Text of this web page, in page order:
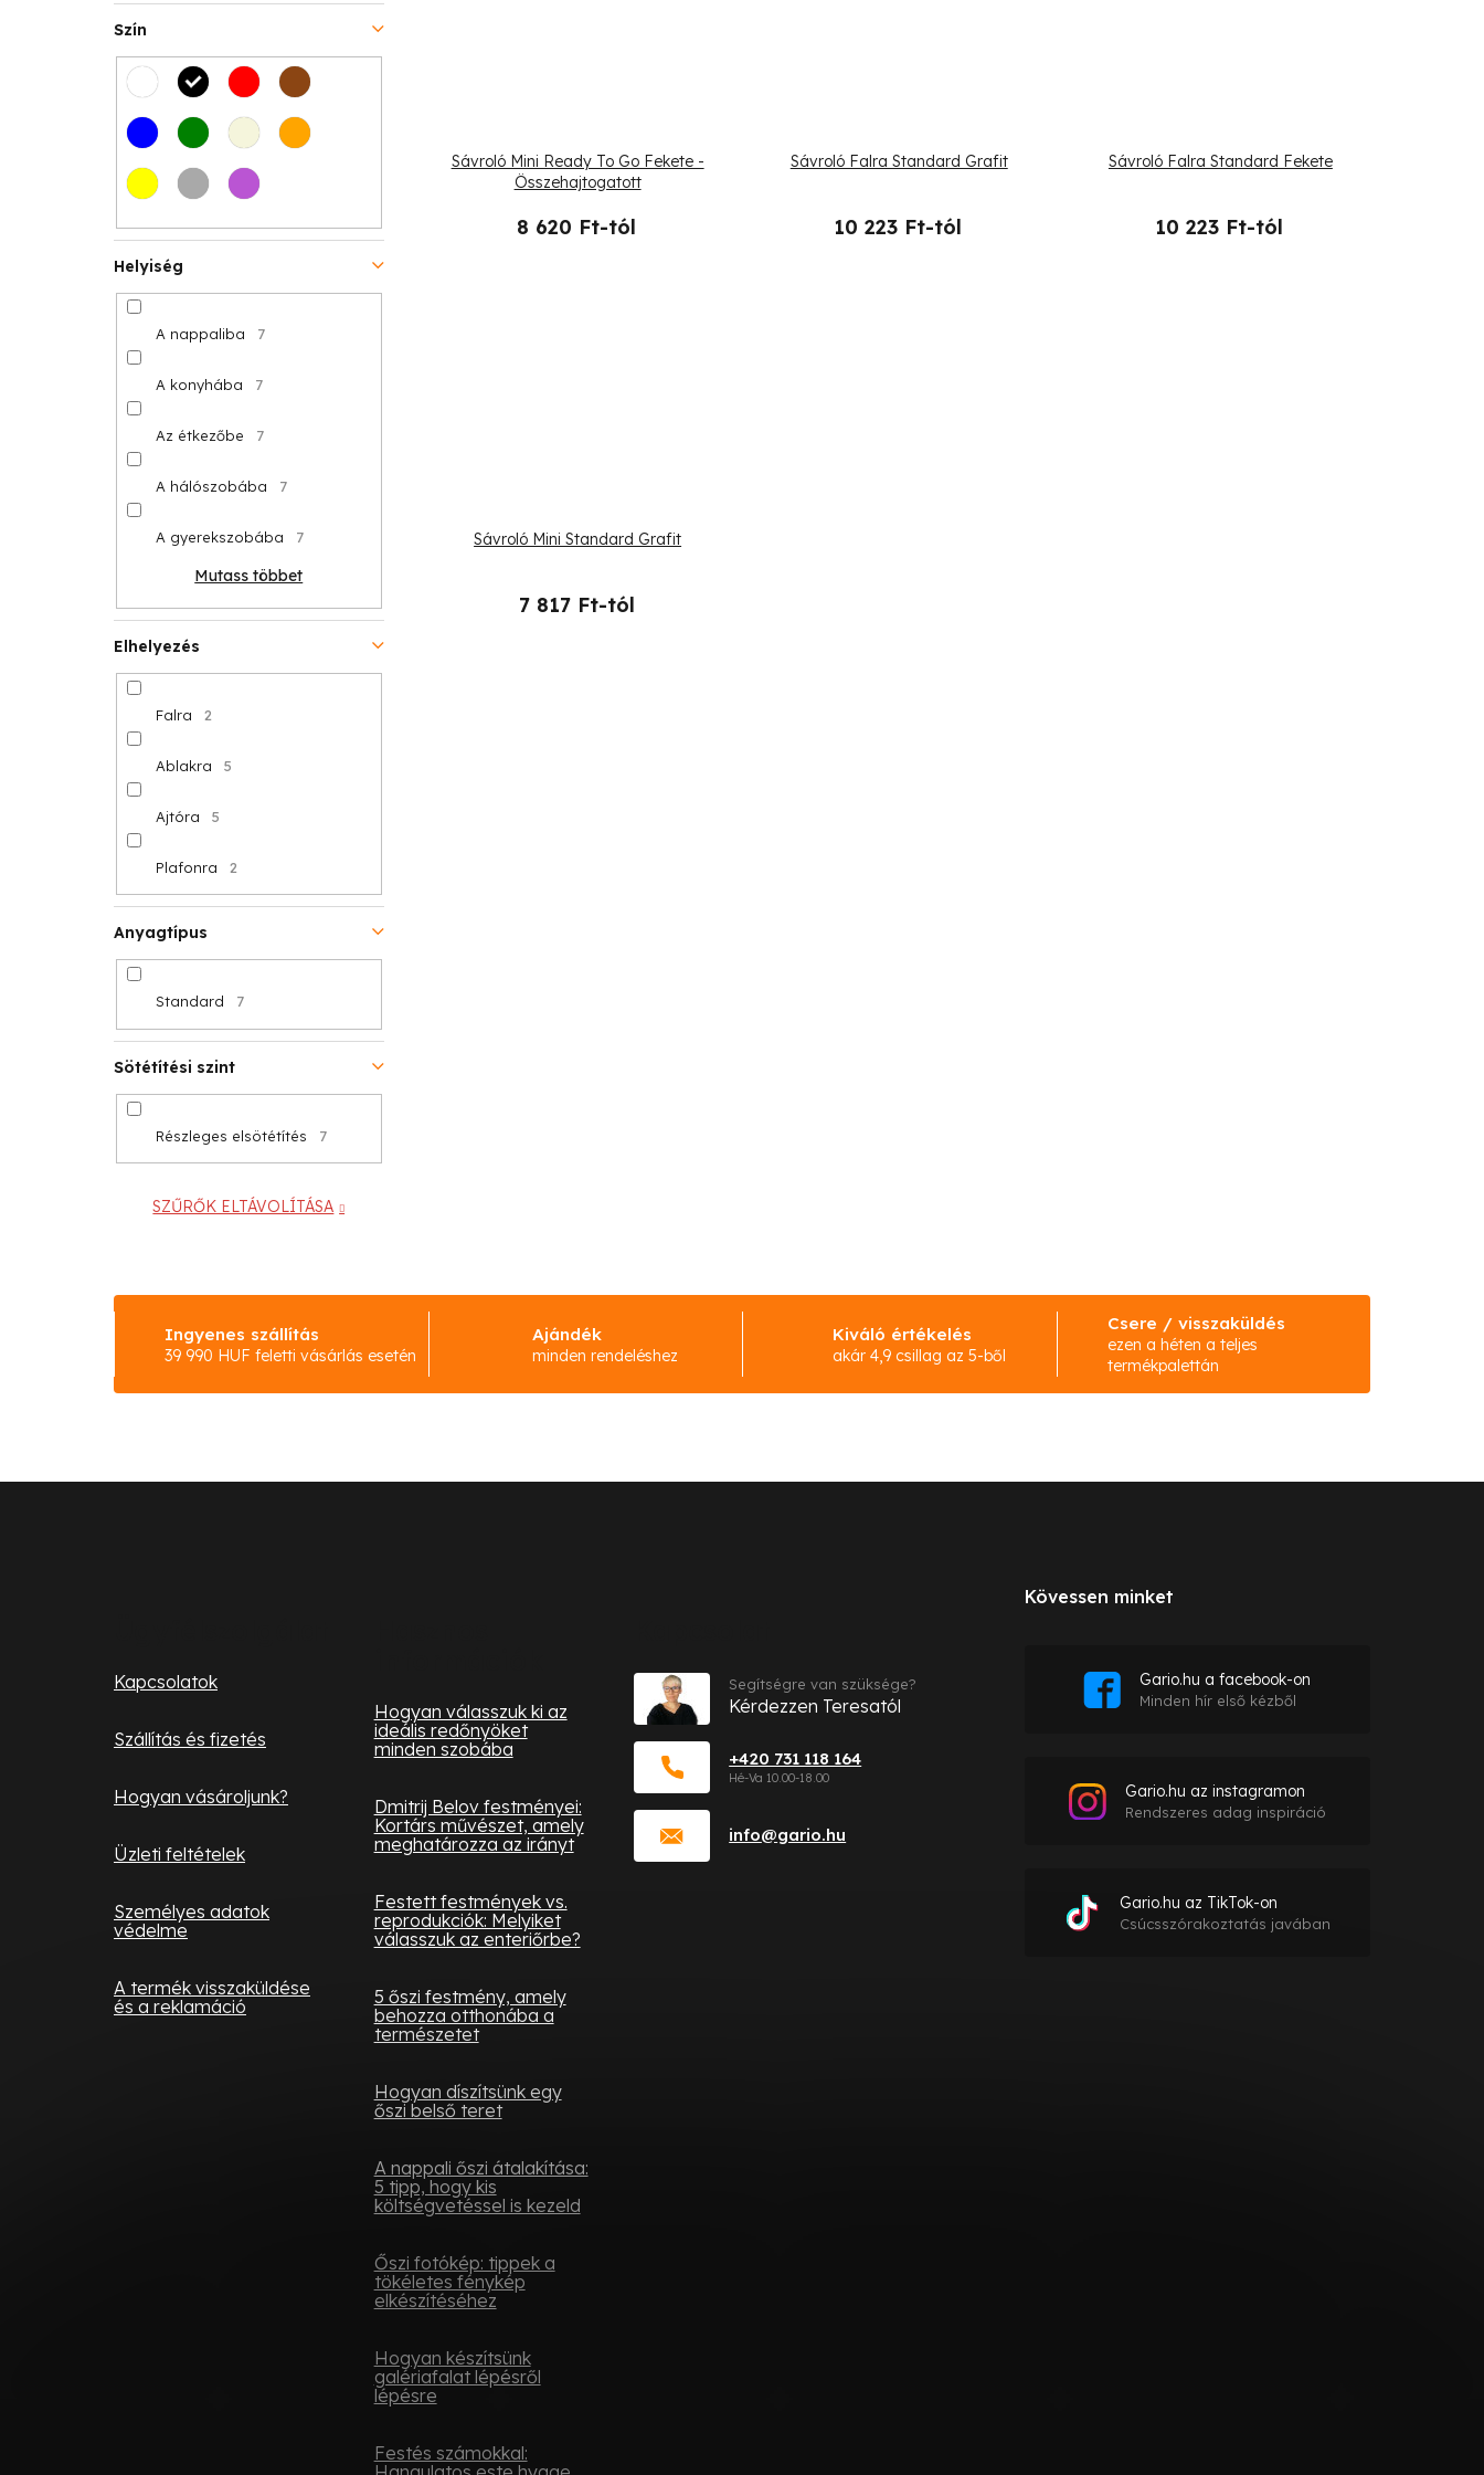
Szín
Helyiség
A nappaliba 7
A konyhába 7
Az étkezőbe 7
A hálószobába 7
A gyerekszobába 7
Mutass többet
Elhelyezés
Falra 2
Ablakra 5
Ajtóra 5
Plafonra 2
Anyagtípus
Standard 7
Sötétítési szint
Részleges elsötétítés 7
SZŰRŐK ELTÁVOLÍTÁSA
Sávroló Mini Ready To Go Fekete -
Összehajtogatott
8 620 Ft-tól
Sávroló Falra Standard Grafit
10 223 Ft-tól
Sávroló Falra Standard Fekete
10 223 Ft-tól
Sávroló Mini Standard Grafit
7 817 Ft-tól
Ingyenes szállítás
39 990 HUF feletti vásárlás esetén
Ajándék
minden rendeléshez
Kiváló értékelés
akár 4,9 csillag az 5-ből
Csere / visszaküldés
ezen a héten a teljes
termékpalettán
Kapcsolatok
Szállítás és fizetés
Hogyan vásároljunk?
Üzleti feltételek
Személyes adatok
védelme
A termék visszaküldése
és a reklamáció
Hogyan válasszuk ki az
ideális redőnyöket
minden szobába
Dmitrij Belov festményei:
Kortárs művészet, amely
meghatározza az irányt
Festett festmények vs.
reprodukciók: Melyiket
válasszuk az enteriőrbe?
5 őszi festmény, amely
behozza otthonába a
természetet
Hogyan díszítsünk egy
őszi belső teret
A nappali őszi átalakítása:
5 tipp, hogy kis
költségvetéssel is kezeld
Őszi fotókép: tippek a
tökéletes fénykép
elkészítéséhez
Hogyan készítsünk
galériafalat lépésről
lépésre
Festés számokkal:
info@gario.hu
+420 731 118 164
Segítségre van szüksége?
Kérdezzen Teresatól
Kövessen minket
Gario.hu a facebook-on
Minden hír első kézből
Gario.hu az instagramon
Rendszeres adag inspiráció
Gario.hu az TikTok-on
Csúcsszórakoztatás javában